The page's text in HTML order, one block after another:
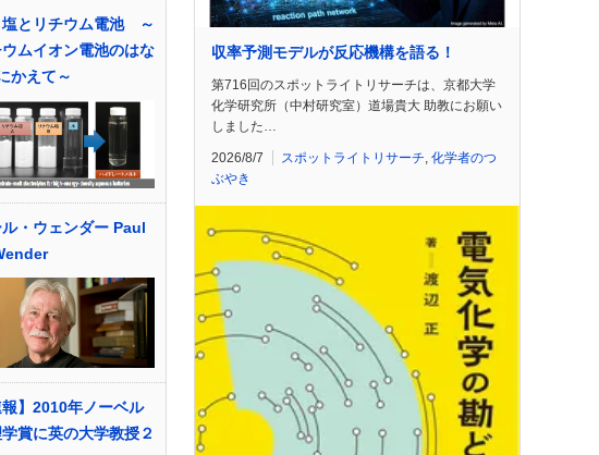
塩とリチウム電池 ～
ウムイオン電池のはな
かえて～
・ウェンダー Paul
報】2010年ノーベル
賞に英の大学教授２
収率予測モデルが反応機構を語る！
第716回のスポットライトリサーチは、京都大学
化学研究所（中村研究室）道場貴大 助教にお願い
しました…
2026/8/7 スポットライトリサーチ 化学者のつ
ぶやき